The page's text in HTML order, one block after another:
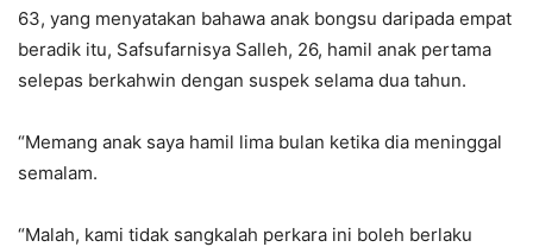
63, yang menyatakan bahawa anak bongsu daripada empat
beradik itu, Safsufarnisya Salleh, 26, hamil anak pertama
selepas berkahwin dengan suspek selama dua tahun.
“Memang anak saya hamil lima bulan ketika dia meninggal
semalam.
“Malah, kami tidak sangkalah perkara ini boleh berlaku